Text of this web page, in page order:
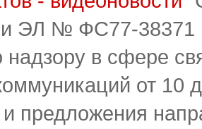
ЭЛ № ФС77-38371
надзору в сфере
от 10
предложения